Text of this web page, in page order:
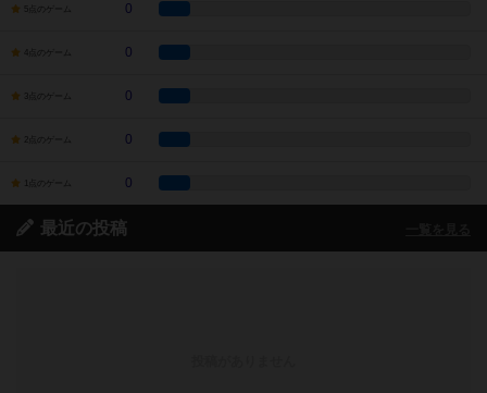
5点のゲーム 0
4点のゲーム 0
3点のゲーム 0
2点のゲーム 0
1点のゲーム 0
最近の投稿